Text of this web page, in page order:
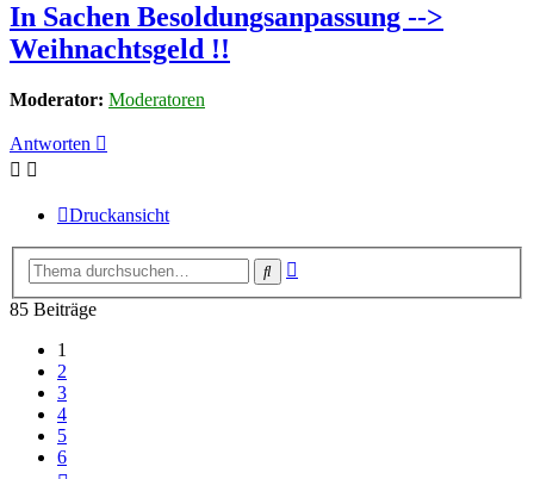
In Sachen Besoldungsanpassung -->
Weihnachtsgeld !!
Moderator: Moderatoren
Antworten
Druckansicht
Suche
85 Beiträge
1
2
3
4
5
6